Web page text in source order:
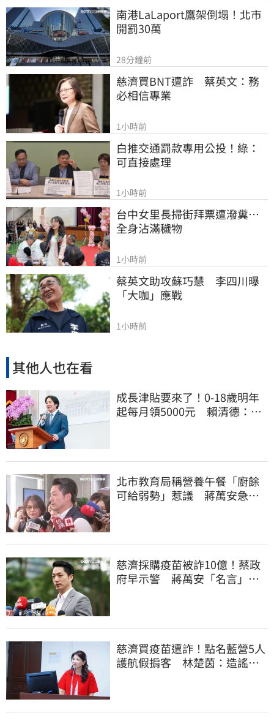
南港LaLaport鷹架倒塌！北市
開罰30萬
28分鐘前
慈濟買BNT遭詐　蔡英文：務
必相信專業
1小時前
白推交通罰款專用公投！綠：
可直接處理
1小時前
台中女里長掃街拜票遭潑糞⋯
全身沾滿穢物
1小時前
蔡英文助攻蘇巧慧　李四川曝
「大咖」應戰
1小時前
其他人也在看
成長津貼要來了！0-18歲明年
起每月領5000元 賴清德：此
北市教育局稱營養午餐「廚餘
可給弱勢」惹議 蔣萬安急
慈濟採購疫苗被詐10億！蔡政
府早示警 蔣萬安「名言」翻
慈濟買疫苗遭詐！點名藍營5人
護航假掮客 林楚茵：造謠政